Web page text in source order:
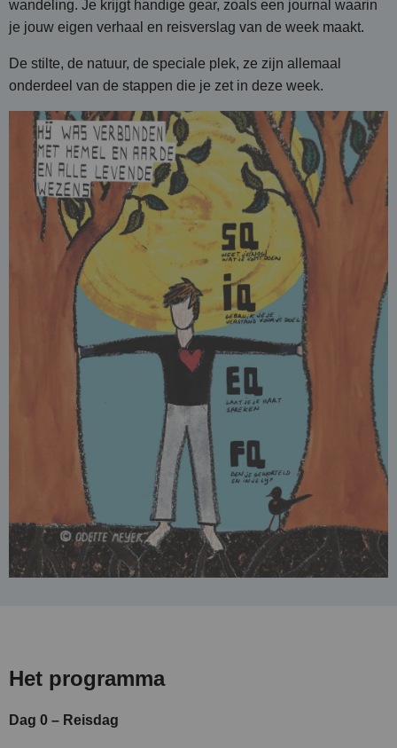
wandeling. Je krijgt handige gear, zoals een journal waarin
je jouw eigen verhaal en reisverslag van de week maakt.
De stilte, de natuur, de speciale plek, ze zijn allemaal
onderdeel van de stappen die je zet in deze week.
Het programma
Dag 0 – Reisdag